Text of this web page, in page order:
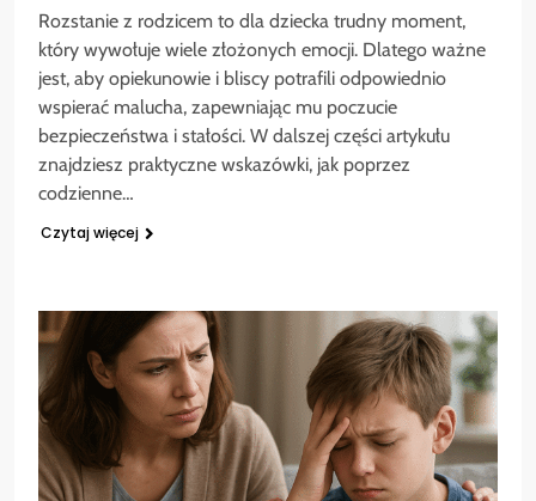
Rozstanie z rodzicem to dla dziecka trudny moment,
który wywołuje wiele złożonych emocji. Dlatego ważne
jest, aby opiekunowie i bliscy potrafili odpowiednio
wspierać malucha, zapewniając mu poczucie
bezpieczeństwa i stałości. W dalszej części artykułu
znajdziesz praktyczne wskazówki, jak poprzez
codzienne…
Czytaj więcej